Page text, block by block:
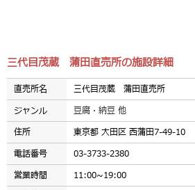
三代目茂蔵 蒲田直売所の施設詳細
直売所名
三代目茂蔵 蒲田直売所
ジャンル
豆腐・納豆 他
住所
東京都 大田区 西蒲田7-49-10
電話番号
03-3733-2380
営業時間
11:00~19:00